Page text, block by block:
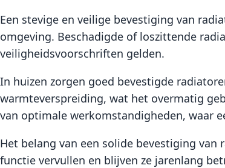
Een stevige en veilige bevestiging van
omgeving. Beschadigde of loszittende
veiligheidsvoorschriften gelden.
In huizen zorgen goed bevestigde
warmteverspreiding, wat het overmatig
van optimale werkomstandigheden, waar
Het belang van een solide bevestiging
functie vervullen en blijven ze jarenlang